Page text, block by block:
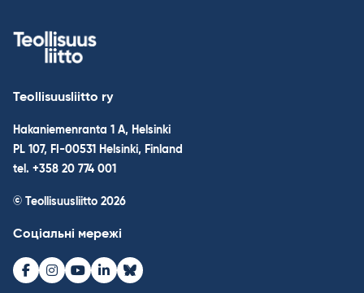
Teollisuusliitto ry
Hakaniemenranta 1 A, Helsinki
PL 107, FI-00531 Helsinki, Finland
tel. +358 20 774 001
© Teollisuusliitto 2026
Соціальні мережі
Facebook
Instagram
Youtube
LinkedInBluesky